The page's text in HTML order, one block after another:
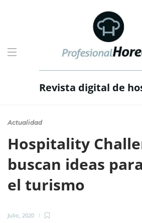
Revista digital de
Actualidad
Hospitality
buscan ideas
el turismo
Julio, 2020